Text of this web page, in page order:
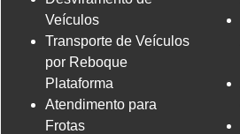
Veículos
Transporte de Veículos
por Reboque
Plataforma
Atendimento para
Frotas